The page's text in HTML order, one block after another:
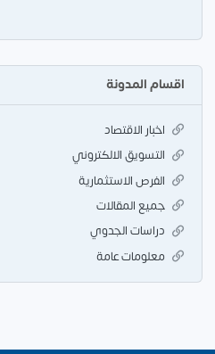
اقسام المدونة
اخبار الاقتصاد
التسويق الالكتروني
الفرص الاستثمارية
جميع المقالات
دراسات الجدوي
معلومات عامة